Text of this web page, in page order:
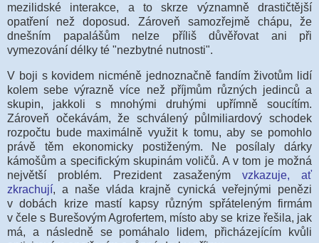
mezilidské interakce, a to skrze významně drastičtější
opatření než doposud. Zároveň samozřejmě chápu, že
dnešním papalášům nelze příliš důvěřovat ani při
vymezování délky té "nezbytné nutnosti".
V boji s kovidem nicméně jednoznačně fandím životům lidí
kolem sebe výrazně více než příjmům různých jedinců a
skupin, jakkoli s mnohými druhými upřímně soucítím.
Zároveň očekávám, že schválený půlmiliardový schodek
rozpočtu bude maximálně využit k tomu, aby se pomohlo
právě těm ekonomicky postiženým. Ne posílaly dárky
kámošům a specifickým skupinám voličů. A v tom je možná
největší problém. Prezident zasaženým vzkazuje, ať
zkrachují, a naše vláda krajně cynická veřejnými penězi
v dobách krize mastí kapsy různým spřáteleným firmám
v čele s Burešovým Agrofertem, místo aby se krize řešila, jak
má, a následně se pomáhalo lidem, přicházejícím kvůli